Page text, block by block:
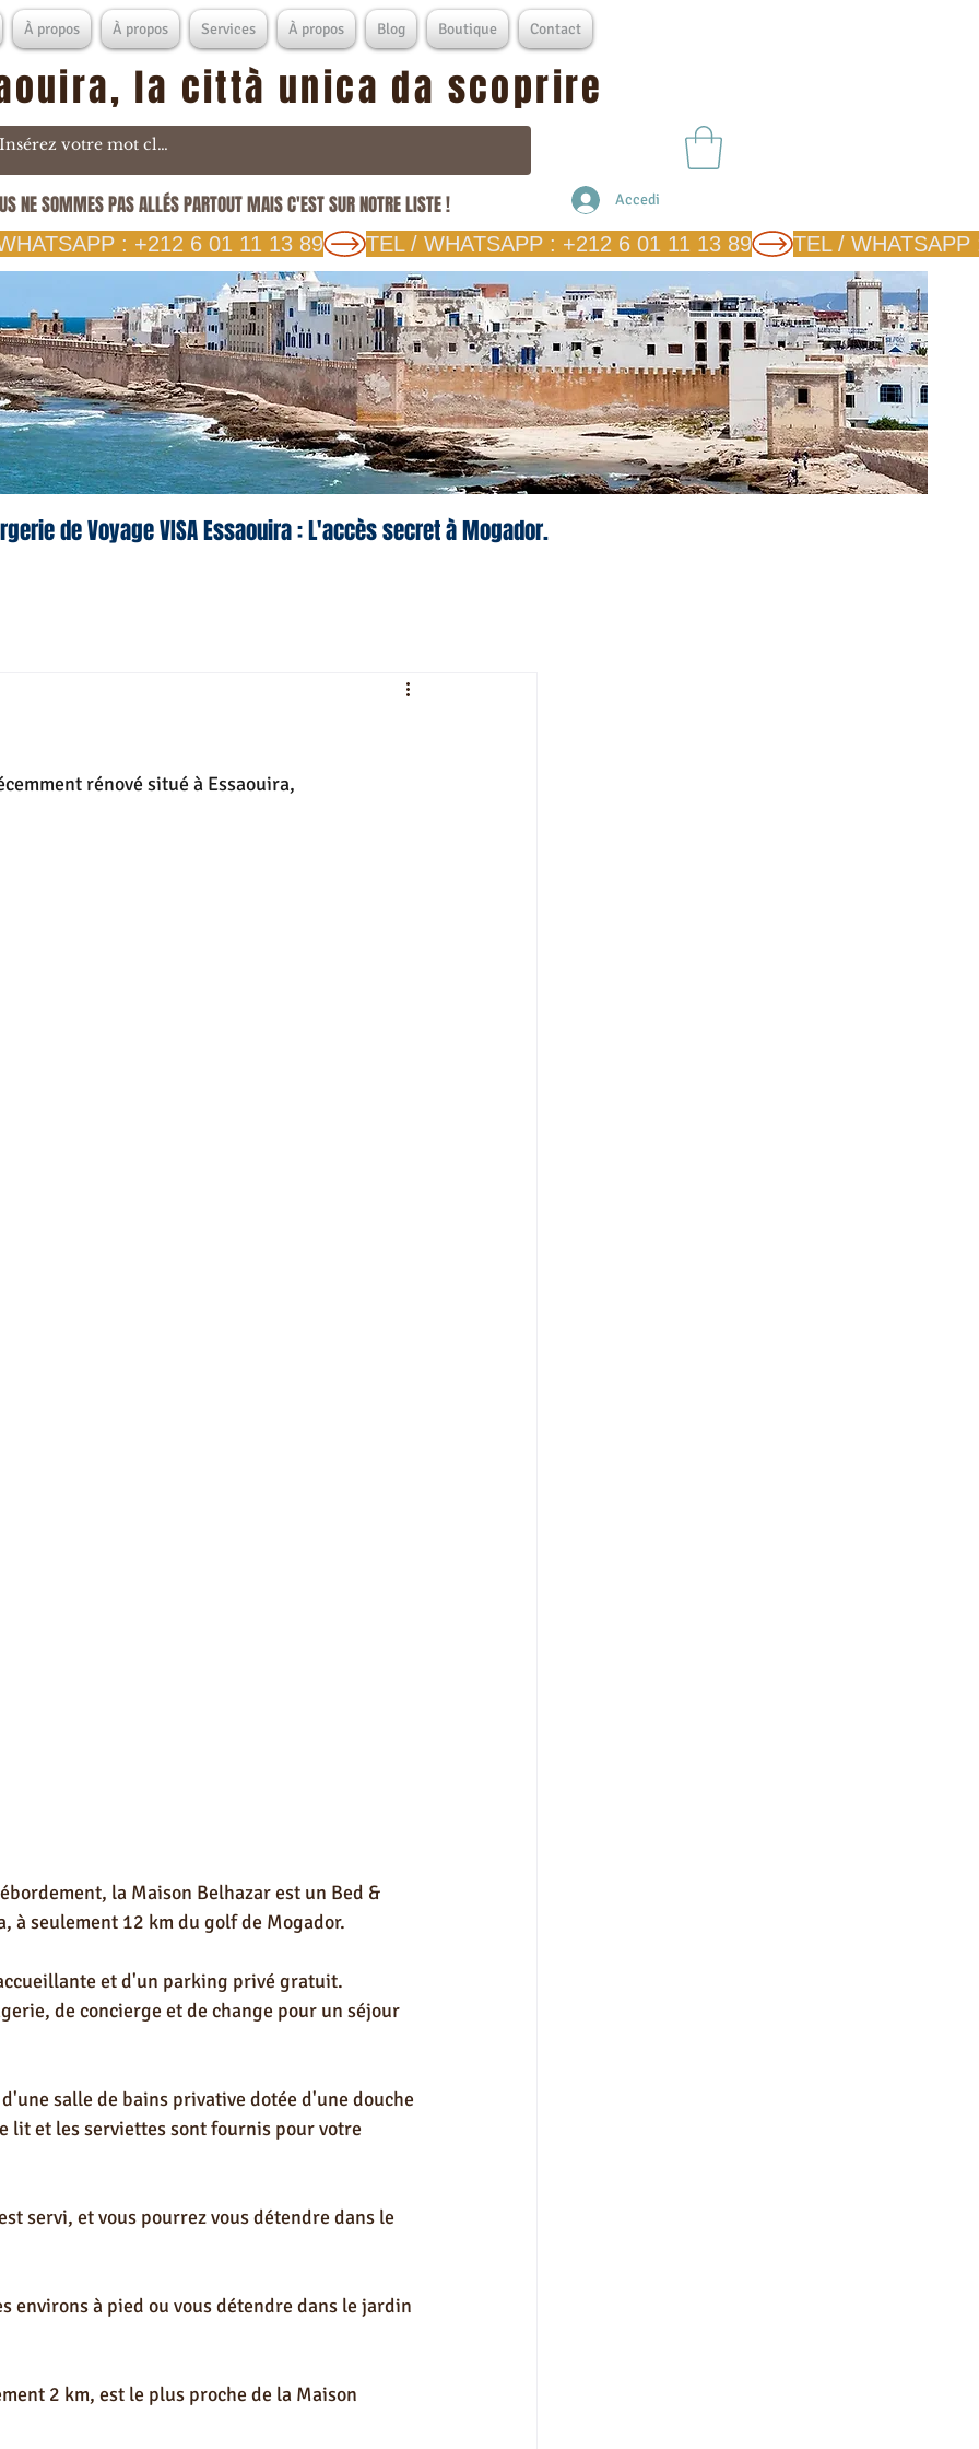
À propos À propos Services À propos Blog Boutique Contact
la città unica da scoprire
NE SOMMES PAS ALLÉS PARTOUT MAIS C'EST SUR NOTRE LISTE ! Accedi
de Voyage VISA Essaouira : L'accès secret à Mogador.
rénové situé à Essaouira,
la Maison Belhazar est un Bed &
à seulement 12 km du golf de Mogador.
et d'un parking privé gratuit.
de concierge et de change pour un séjour
salle de bains privative dotée d'une douche
lit et les serviettes sont fournis pour votre
servi, et vous pourrez vous détendre dans le
environs à pied ou vous détendre dans le jardin
2 km, est le plus proche de la Maison